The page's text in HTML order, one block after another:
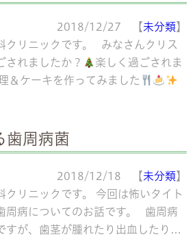
2018/12/27 【未分類】
クリニックです。 みなさんクリス
されましたか？
楽しく過ごされま
＆ケーキを作ってみました
歯周病菌
2018/12/18 【未分類】
クリニックです。 今回は怖いタイト
周病についてのお話です。 歯周病
すが、歯茎が腫れたり出血したりす